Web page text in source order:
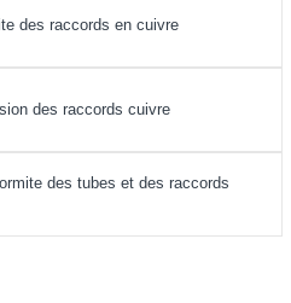
des raccords en cuivre
des raccords cuivre
des tubes et des raccords